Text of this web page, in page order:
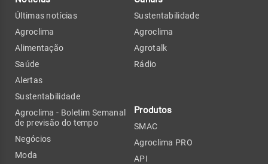
Últimas notícias
Agroclima
Alimentação
Saúde
Alertas
Sustentabilidade
Agroclima - Boletim Semanal
de previsão do tempo
Negócios
Moda
Sustentabilidade
Agroclima
Agrotalk
Rádio
Produtos
SMAC
Agroclima PRO
API